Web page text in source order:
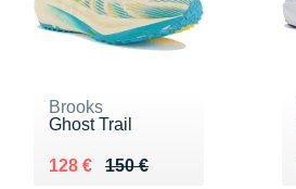
Brooks
Ghost Trail
150 €
Au lieu de 150 €
128 €
Vendu 128 €